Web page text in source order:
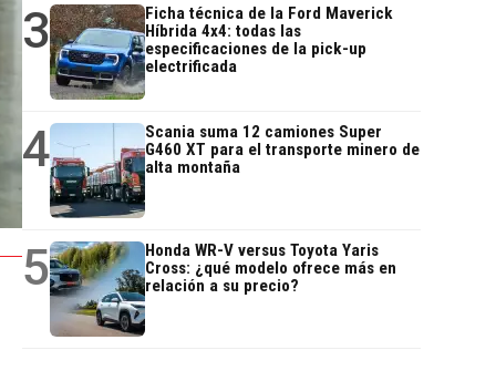
3
Ficha técnica de la Ford Maverick
Híbrida 4x4: todas las
especificaciones de la pick-up
electrificada
4
Scania suma 12 camiones Super
G460 XT para el transporte minero de
alta montaña
5
Honda WR-V versus Toyota Yaris
Cross: ¿qué modelo ofrece más en
relación a su precio?